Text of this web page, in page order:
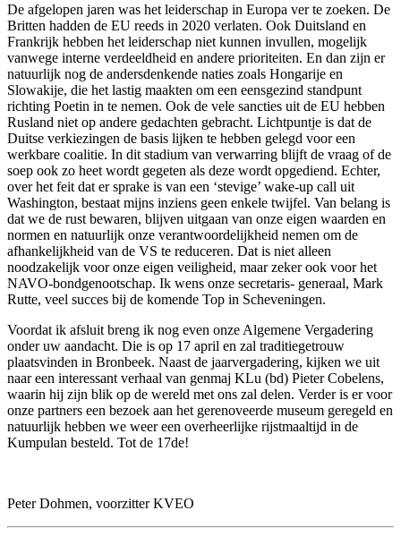
De afgelopen jaren was het leiderschap in Europa ver te zoeken. De
Britten hadden de EU reeds in 2020 verlaten. Ook Duitsland en
Frankrijk hebben het leiderschap niet kunnen invullen, mogelijk
vanwege interne verdeeldheid en andere prioriteiten. En dan zijn er
natuurlijk nog de andersdenkende naties zoals Hongarije en
Slowakije, die het lastig maakten om een eensgezind standpunt
richting Poetin in te nemen. Ook de vele sancties uit de EU hebben
Rusland niet op andere gedachten gebracht. Lichtpuntje is dat de
Duitse verkiezingen de basis lijken te hebben gelegd voor een
werkbare coalitie. In dit stadium van verwarring blijft de vraag of de
soep ook zo heet wordt gegeten als deze wordt opgediend. Echter,
over het feit dat er sprake is van een ‘stevige’ wake-up call uit
Washington, bestaat mijns inziens geen enkele twijfel. Van belang is
dat we de rust bewaren, blijven uitgaan van onze eigen waarden en
normen en natuurlijk onze verantwoordelijkheid nemen om de
afhankelijkheid van de VS te reduceren. Dat is niet alleen
noodzakelijk voor onze eigen veiligheid, maar zeker ook voor het
NAVO-bondgenootschap. Ik wens onze secretaris- generaal, Mark
Rutte, veel succes bij de komende Top in Scheveningen.
Voordat ik afsluit breng ik nog even onze Algemene Vergadering
onder uw aandacht. Die is op 17 april en zal traditiegetrouw
plaatsvinden in Bronbeek. Naast de jaarvergadering, kijken we uit
naar een interessant verhaal van genmaj KLu (bd) Pieter Cobelens,
waarin hij zijn blik op de wereld met ons zal delen. Verder is er voor
onze partners een bezoek aan het gerenoveerde museum geregeld en
natuurlijk hebben we weer een overheerlijke rijstmaaltijd in de
Kumpulan besteld. Tot de 17de!
Peter Dohmen, voorzitter KVEO